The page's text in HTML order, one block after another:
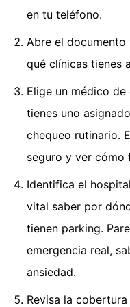
en tu teléfono.
Abre el
qué clínicas tienes
Elige un médico
tienes uno
chequeo rutinario.
seguro y ver cómo
Identifica el
vital saber por
tienen parking.
emergencia real,
ansiedad.
Revisa la